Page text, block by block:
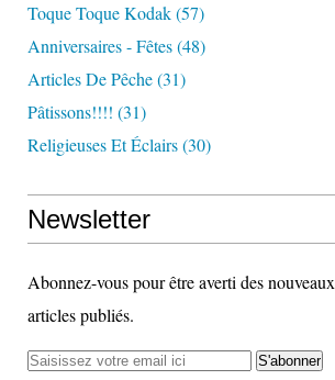
Toque Toque Kodak(57)
Anniversaires - Fêtes(48)
Articles De Pêche(31)
Pâtissons!!!! (31)
Religieuses Et Éclairs(30)
Newsletter
Abonnez-vous pour être averti des nouveaux
articles publiés.